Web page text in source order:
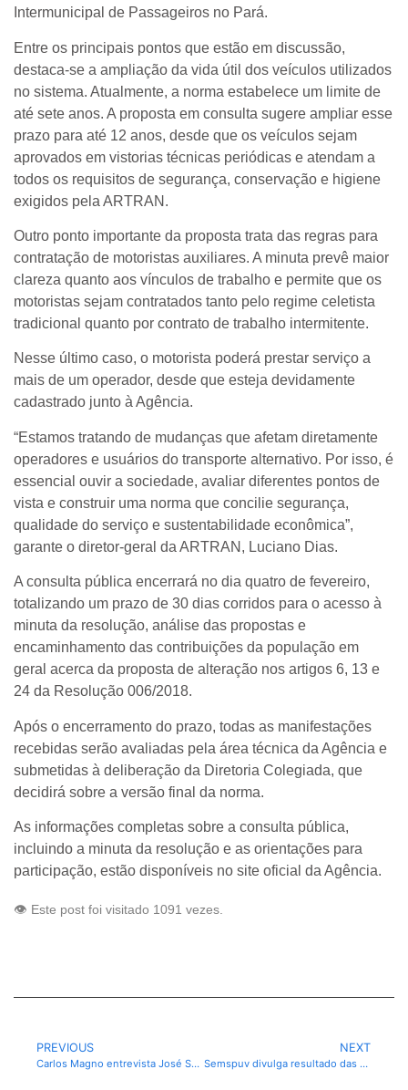
Intermunicipal de Passageiros no Pará.
Entre os principais pontos que estão em discussão,
destaca-se a ampliação da vida útil dos veículos utilizados
no sistema. Atualmente, a norma estabelece um limite de
até sete anos. A proposta em consulta sugere ampliar esse
prazo para até 12 anos, desde que os veículos sejam
aprovados em vistorias técnicas periódicas e atendam a
todos os requisitos de segurança, conservação e higiene
exigidos pela ARTRAN.
Outro ponto importante da proposta trata das regras para
contratação de motoristas auxiliares. A minuta prevê maior
clareza quanto aos vínculos de trabalho e permite que os
motoristas sejam contratados tanto pelo regime celetista
tradicional quanto por contrato de trabalho intermitente.
Nesse último caso, o motorista poderá prestar serviço a
mais de um operador, desde que esteja devidamente
cadastrado junto à Agência.
“Estamos tratando de mudanças que afetam diretamente
operadores e usuários do transporte alternativo. Por isso, é
essencial ouvir a sociedade, avaliar diferentes pontos de
vista e construir uma norma que concilie segurança,
qualidade do serviço e sustentabilidade econômica”,
garante o diretor-geral da ARTRAN, Luciano Dias.
A consulta pública encerrará no dia quatro de fevereiro,
totalizando um prazo de 30 dias corridos para o acesso à
minuta da resolução, análise das propostas e
encaminhamento das contribuições da população em
geral acerca da proposta de alteração nos artigos 6, 13 e
24 da Resolução 006/2018.
Após o encerramento do prazo, todas as manifestações
recebidas serão avaliadas pela área técnica da Agência e
submetidas à deliberação da Diretoria Colegiada, que
decidirá sobre a versão final da norma.
As informações completas sobre a consulta pública,
incluindo a minuta da resolução e as orientações para
participação, estão disponíveis no site oficial da Agência.
👁️ Este post foi visitado 1091 vezes.
PREVIOUS
Carlos Magno entrevista José Sarney: bastidores da política, democracia e memória do Brasil.
NEXT
Semspuv divulga resultado das defesas de autuação e recursos de dezembro de 2025